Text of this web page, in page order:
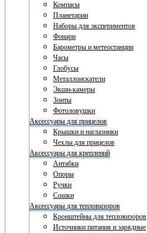
Компасы
Планетарии
Наборы для экспериментов
Фонари
Барометры и метеостанции
Часы
Глобусы
Металлоискатели
Экшн-камеры
Зонты
Фотоловушки
Аксессуары для прицелов
Крышки и наглазники
Чехлы для прицелов
Аксессуары для креплений
Антабки
Опоры
Ручки
Сошки
Аксессуары для тепловизоров
Кронштейны для тепловизоров
Источники питания и зарядные